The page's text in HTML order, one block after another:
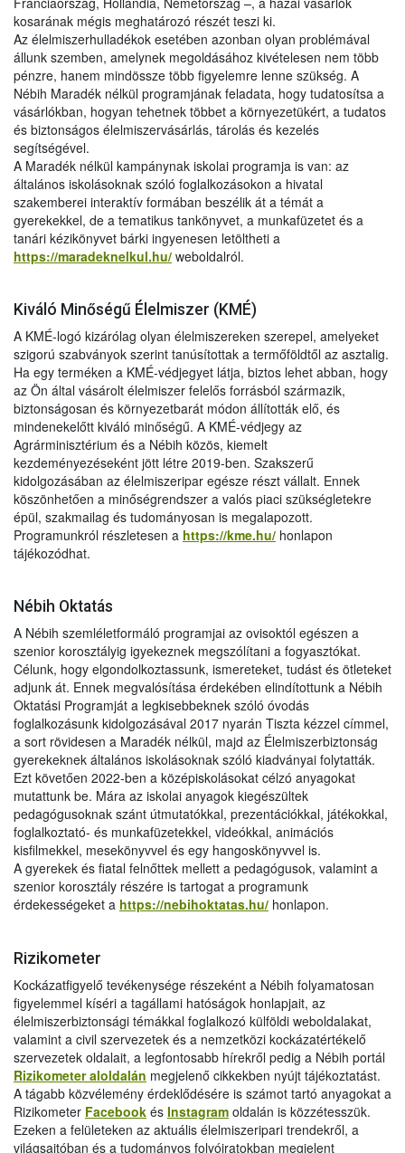
kosarának mégis meghatározó részét teszi ki.
Az élelmiszerhulladékok esetében azonban olyan problémával
állunk szemben, amelynek megoldásához kivételesen nem több
pénzre, hanem mindössze több figyelemre lenne szükség. A
Nébih Maradék nélkül programjának feladata, hogy tudatosítsa a
vásárlókban, hogyan tehetnek többet a környezetükért, a tudatos
és biztonságos élelmiszervásárlás, tárolás és kezelés
segítségével.
A Maradék nélkül kampánynak iskolai programja is van: az
általános iskolásoknak szóló foglalkozásokon a hivatal
szakemberei interaktív formában beszélik át a témát a
gyerekekkel, de a tematikus tankönyvet, a munkafüzetet és a
tanári kézikönyvet bárki ingyenesen letöltheti a
https://maradeknelkul.hu/ weboldalról.
Kiváló Minőségű Élelmiszer (KMÉ)
A KMÉ-logó kizárólag olyan élelmiszereken szerepel, amelyeket
szigorú szabványok szerint tanúsítottak a termőföldtől az asztalig.
Ha egy terméken a KMÉ-védjegyet látja, biztos lehet abban, hogy
az Ön által vásárolt élelmiszer felelős forrásból származik,
biztonságosan és környezetbarát módon állították elő, és
mindenekelőtt kiváló minőségű. A KMÉ-védjegy az
Agrárminisztérium és a Nébih közös, kiemelt
kezdeményezéseként jött létre 2019-ben. Szakszerű
kidolgozásában az élelmiszeripar egésze részt vállalt. Ennek
köszönhetően a minőségrendszer a valós piaci szükségletekre
épül, szakmailag és tudományosan is megalapozott.
Programunkról részletesen a https://kme.hu/ honlapon
tájékozódhat.
Nébih Oktatás
A Nébih szemléletformáló programjai az ovisoktól egészen a
szenior korosztályig igyekeznek megszólítani a fogyasztókat.
Célunk, hogy elgondolkoztassunk, ismereteket, tudást és ötleteket
adjunk át. Ennek megvalósítása érdekében elindítottunk a Nébih
Oktatási Programját a legkisebbeknek szóló óvodás
foglalkozásunk kidolgozásával 2017 nyarán Tiszta kézzel címmel,
a sort rövidesen a Maradék nélkül, majd az Élelmiszerbiztonság
gyerekeknek általános iskolásoknak szóló kiadványai folytatták.
Ezt követően 2022-ben a középiskolásokat célzó anyagokat
mutattunk be. Mára az iskolai anyagok kiegészültek
pedagógusoknak szánt útmutatókkal, prezentációkkal, játékokkal,
foglalkoztató- és munkafüzetekkel, videókkal, animációs
kisfilmekkel, mesekönyvvel és egy hangoskönyvvel is.
A gyerekek és fiatal felnőttek mellett a pedagógusok, valamint a
szenior korosztály részére is tartogat a programunk
érdekességeket a https://nebihoktatas.hu/ honlapon.
Rizikometer
Kockázatfigyelő tevékenysége részeként a Nébih folyamatosan
figyelemmel kíséri a tagállami hatóságok honlapjait, az
élelmiszerbiztonsági témákkal foglalkozó külföldi weboldalakat,
valamint a civil szervezetek és a nemzetközi kockázatértékelő
szervezetek oldalait, a legfontosabb hírekről pedig a Nébih portál
Rizikometer aloldalán megjelenő cikkekben nyújt tájékoztatást.
A tágabb közvélemény érdeklődésére is számot tartó anyagokat a
Rizikometer Facebook és Instagram oldalán is közzétesszük.
Ezeken a felületeken az aktuális élelmiszeripari trendekről, a
világsajtóban és a tudományos folyóiratokban megjelent